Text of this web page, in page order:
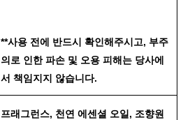
**사용 전에 반드시 확인해주시고, 부주
의로 인한 파손 및 오용 피해는 당사에
서 책임지지 않습니다.
프래그런스, 천연 에센셜 오일, 조향원